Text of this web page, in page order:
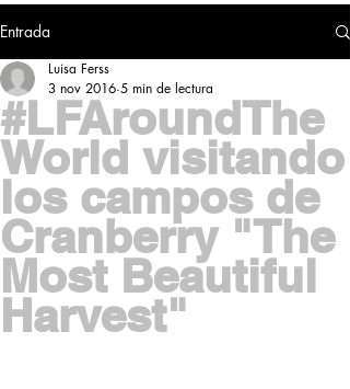
Entrada
#LFAroundThe
World visitando
los campos de
Cranberry "The
Most Beautiful
Harvest"
Luisa Ferss
3 nov 2016 5 min de lectura